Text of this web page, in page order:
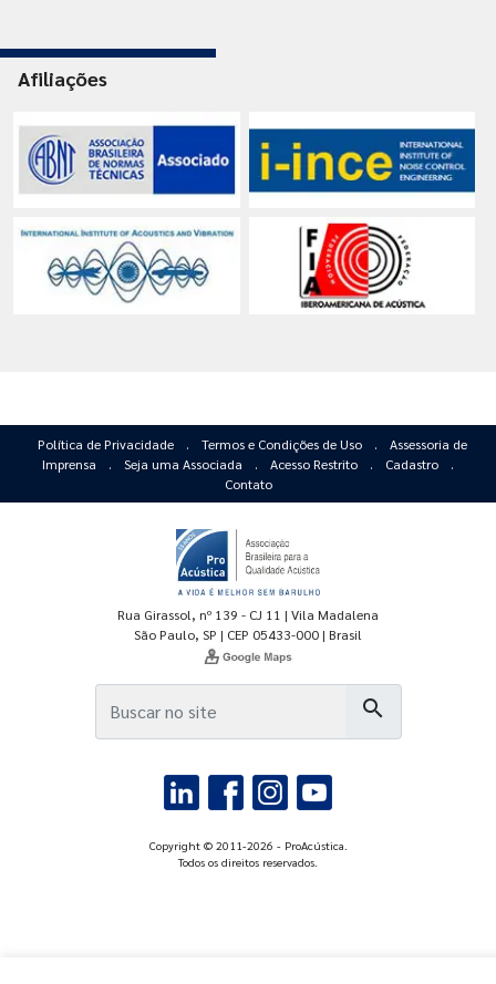
Afiliações
Política de Privacidade . Termos e Condições de Uso .
Assessoria de
Imprensa
. Seja uma Associada . Acesso Restrito . Cadastro
.
Contato
Rua Girassol, nº 139 - CJ 11 | Vila Madalena
São Paulo, SP | CEP 05433-000 | Brasil
search
Copyright © 2011-2026 - ProAcústica.
Todos os direitos reservados.